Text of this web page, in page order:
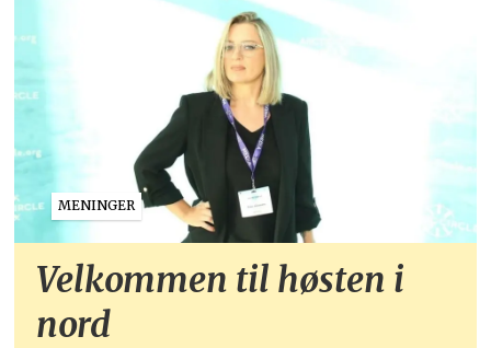
MENINGER
Velkommen til høsten i
nord